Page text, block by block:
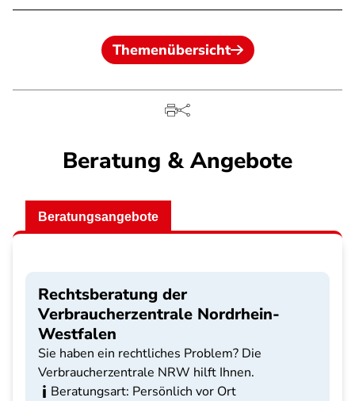
Themenübersicht
Beratung & Angebote
Beratungsangebote
Rechtsberatung der
Verbraucherzentrale Nordrhein-
Westfalen
Sie haben ein rechtliches Problem? Die
Verbraucherzentrale NRW hilft Ihnen.
Beratungsart: Persönlich vor Ort